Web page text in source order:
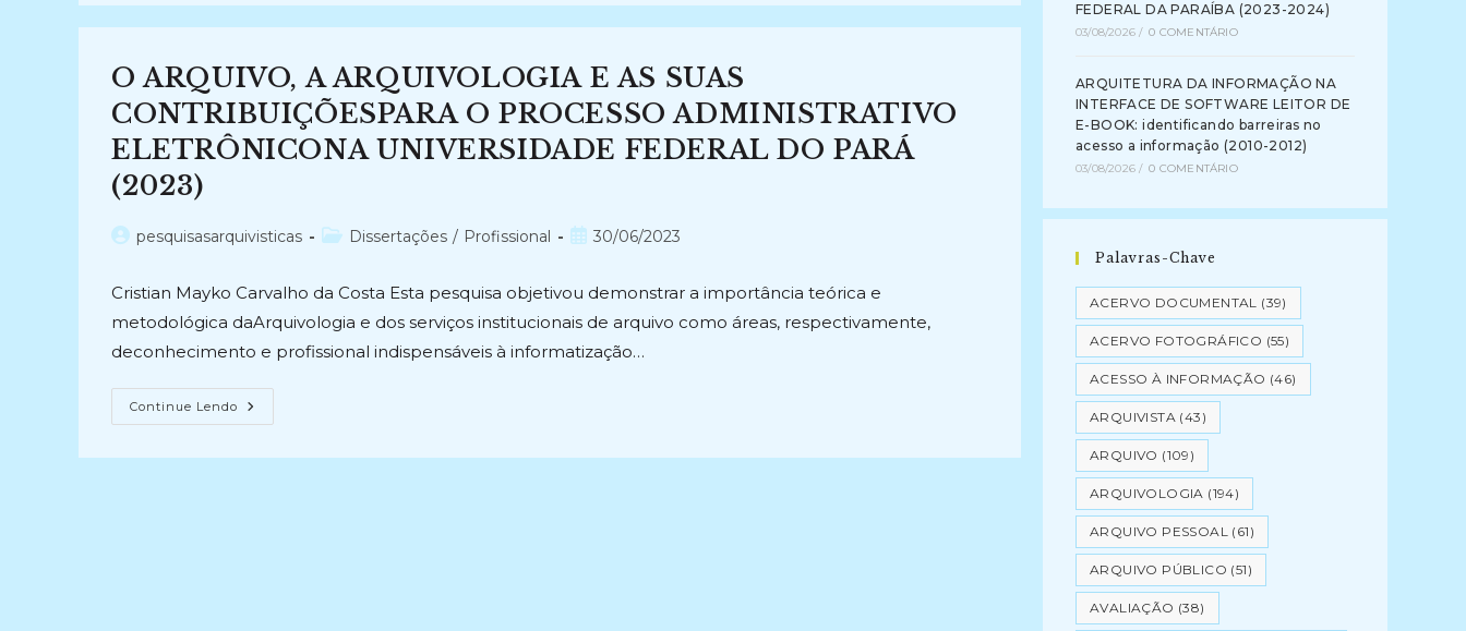
Organização,
Acesso
Ao
Acervo
De
Portarias
Do
Administração
De
Universidade
Federal
Do
Grande
V.
(2019-
O ARQUIVO, A ARQUIVOLOGIA E AS SUAS
CONTRIBUIÇÕESPARA O PROCESSO ADMINISTRATIVO
ELETRÔNICONA UNIVERSIDADE FEDERAL DO PARÁ
(2023)
Autorpesquisasarquivisticas
Categoria
Dissertações / Profissional
Post30/06/2023
Cristian Mayko Carvalho da Costa Esta pesquisa objetivou demonstrar a importância teórica e
metodológica daArquivologia e dos serviços institucionais de arquivo como áreas, respectivamente,
deconhecimento e profissional indispensáveis à informatização…
Continue Lendo O
ARQUIVO,
FEDERAL DA PARAÍBA (2023-2024)
03/08/2026 / 0 COMENTÁRIO
ARQUITETURA DA INFORMAÇÃO NA
INTERFACE DE SOFTWARE LEITOR DE
E-BOOK: identificando barreiras no
acesso a informação (2010-2012)
03/08/2026 / 0 COMENTÁRIO
Palavras-Chave
ACERVO DOCUMENTAL (39)
ACERVO FOTOGRÁFICO (55)
ACESSO À INFORMAÇÃO (46)
ARQUIVISTA (43)
ARQUIVO (109)
ARQUIVOLOGIA (194)
ARQUIVO PESSOAL (61)
ARQUIVO PÚBLICO (51)
AVALIAÇÃO (38)